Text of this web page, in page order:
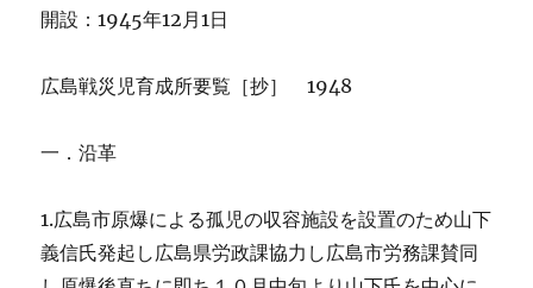
開設：1945年12月1日
広島戦災児育成所要覧［抄］ 1948
一．沿革
1.広島市原爆による孤児の収容施設を設置のため山下
義信氏発起し広島県労政課協力し広島市労務課賛同